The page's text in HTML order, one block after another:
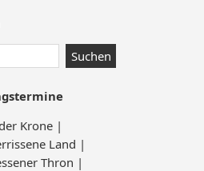
Krone |
Land |
Thron |